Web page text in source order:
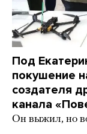
Под
покушение
создателя
канала
Он выжил, но